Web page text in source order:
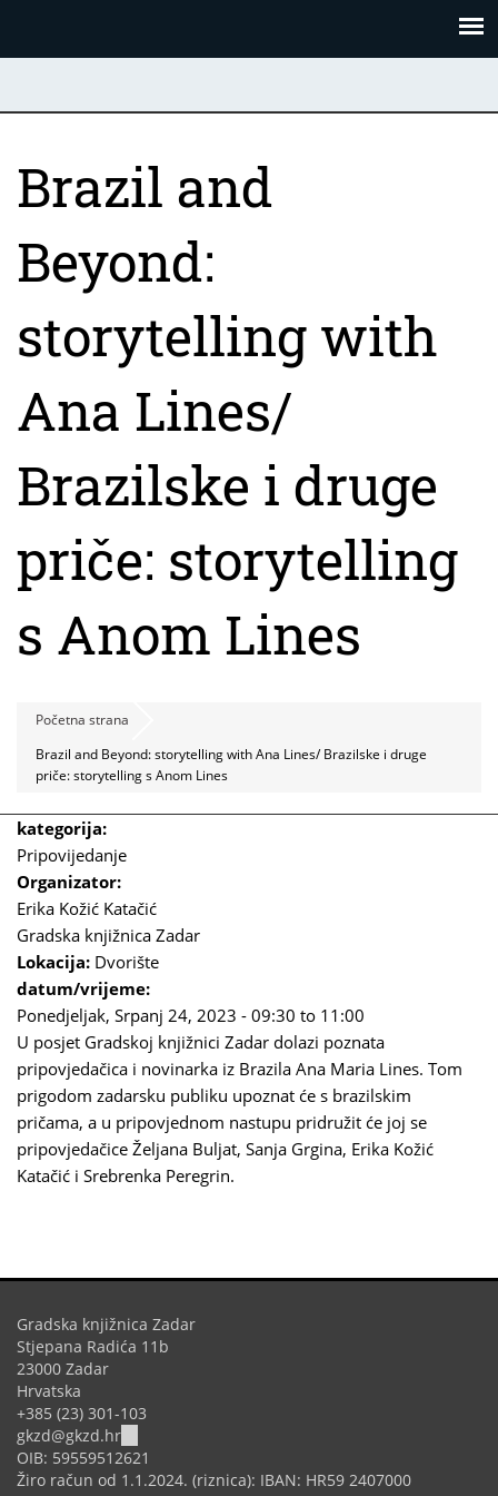
Brazil and
Beyond:
storytelling with
Ana Lines/
Brazilske i druge
priče: storytelling
s Anom Lines
Početna strana
Brazil and Beyond: storytelling with Ana Lines/ Brazilske i druge
priče: storytelling s Anom Lines
kategorija:
Pripovijedanje
Organizator:
Erika Kožić Katačić
Gradska knjižnica Zadar
Lokacija: Dvorište
datum/vrijeme:
Ponedjeljak, Srpanj 24, 2023 - 09:30 to 11:00
U posjet Gradskoj knjižnici Zadar dolazi poznata
pripovjedačica i novinarka iz Brazila Ana Maria Lines. Tom
prigodom zadarsku publiku upoznat će s brazilskim
pričama, a u pripovjednom nastupu pridružit će joj se
pripovjedačice Željana Buljat, Sanja Grgina, Erika Kožić
Katačić i Srebrenka Peregrin.
Gradska knjižnica Zadar
Stjepana Radića 11b
23000 Zadar
Hrvatska
+385 (23) 301-103
gkzd@gkzd.hr
sends
e-
OIB: 59559512621
Žiro račun od 1.1.2024. (riznica): IBAN: HR59 2407000